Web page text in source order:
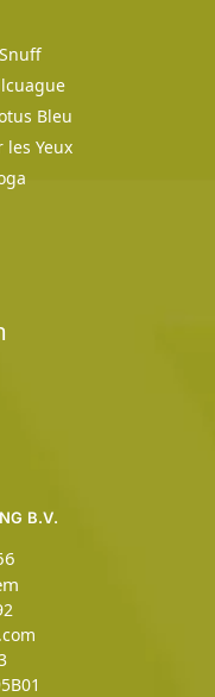
Bleu
les Yeux
B.V.